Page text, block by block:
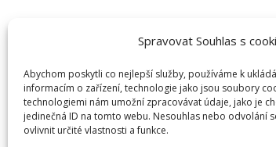
Spravovat Souhlas s
Abychom poskytli co nejlepší služby, používáme k
informacím o zařízení, technologie jako jsou soubory
technologiemi nám umožní zpracovávat údaje, jako je
jedinečná ID na tomto webu. Nesouhlas nebo odvolání
ovlivnit určité vlastnosti a funkce.
© 2026 Veškerý obsah na tomto webu je
ho prosím nepůjčujte.